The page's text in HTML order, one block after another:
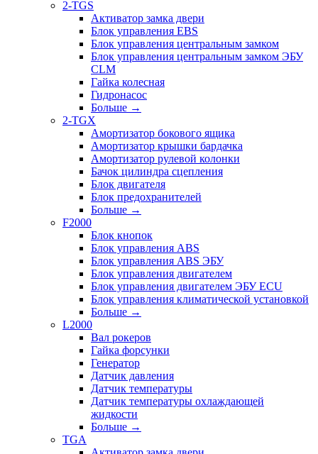
2-TGS
Активатор замка двери
Блок управления EBS
Блок управления центральным замком
Блок управления центральным замком ЭБУ
CLM
Гайка колесная
Гидронасос
Больше →
2-TGX
Амортизатор бокового ящика
Амортизатор крышки бардачка
Амортизатор рулевой колонки
Бачок цилиндра сцепления
Блок двигателя
Блок предохранителей
Больше →
F2000
Блок кнопок
Блок управления ABS
Блок управления ABS ЭБУ
Блок управления двигателем
Блок управления двигателем ЭБУ ECU
Блок управления климатической установкой
Больше →
L2000
Вал рокеров
Гайка форсунки
Генератор
Датчик давления
Датчик температуры
Датчик температуры охлаждающей
жидкости
Больше →
TGA